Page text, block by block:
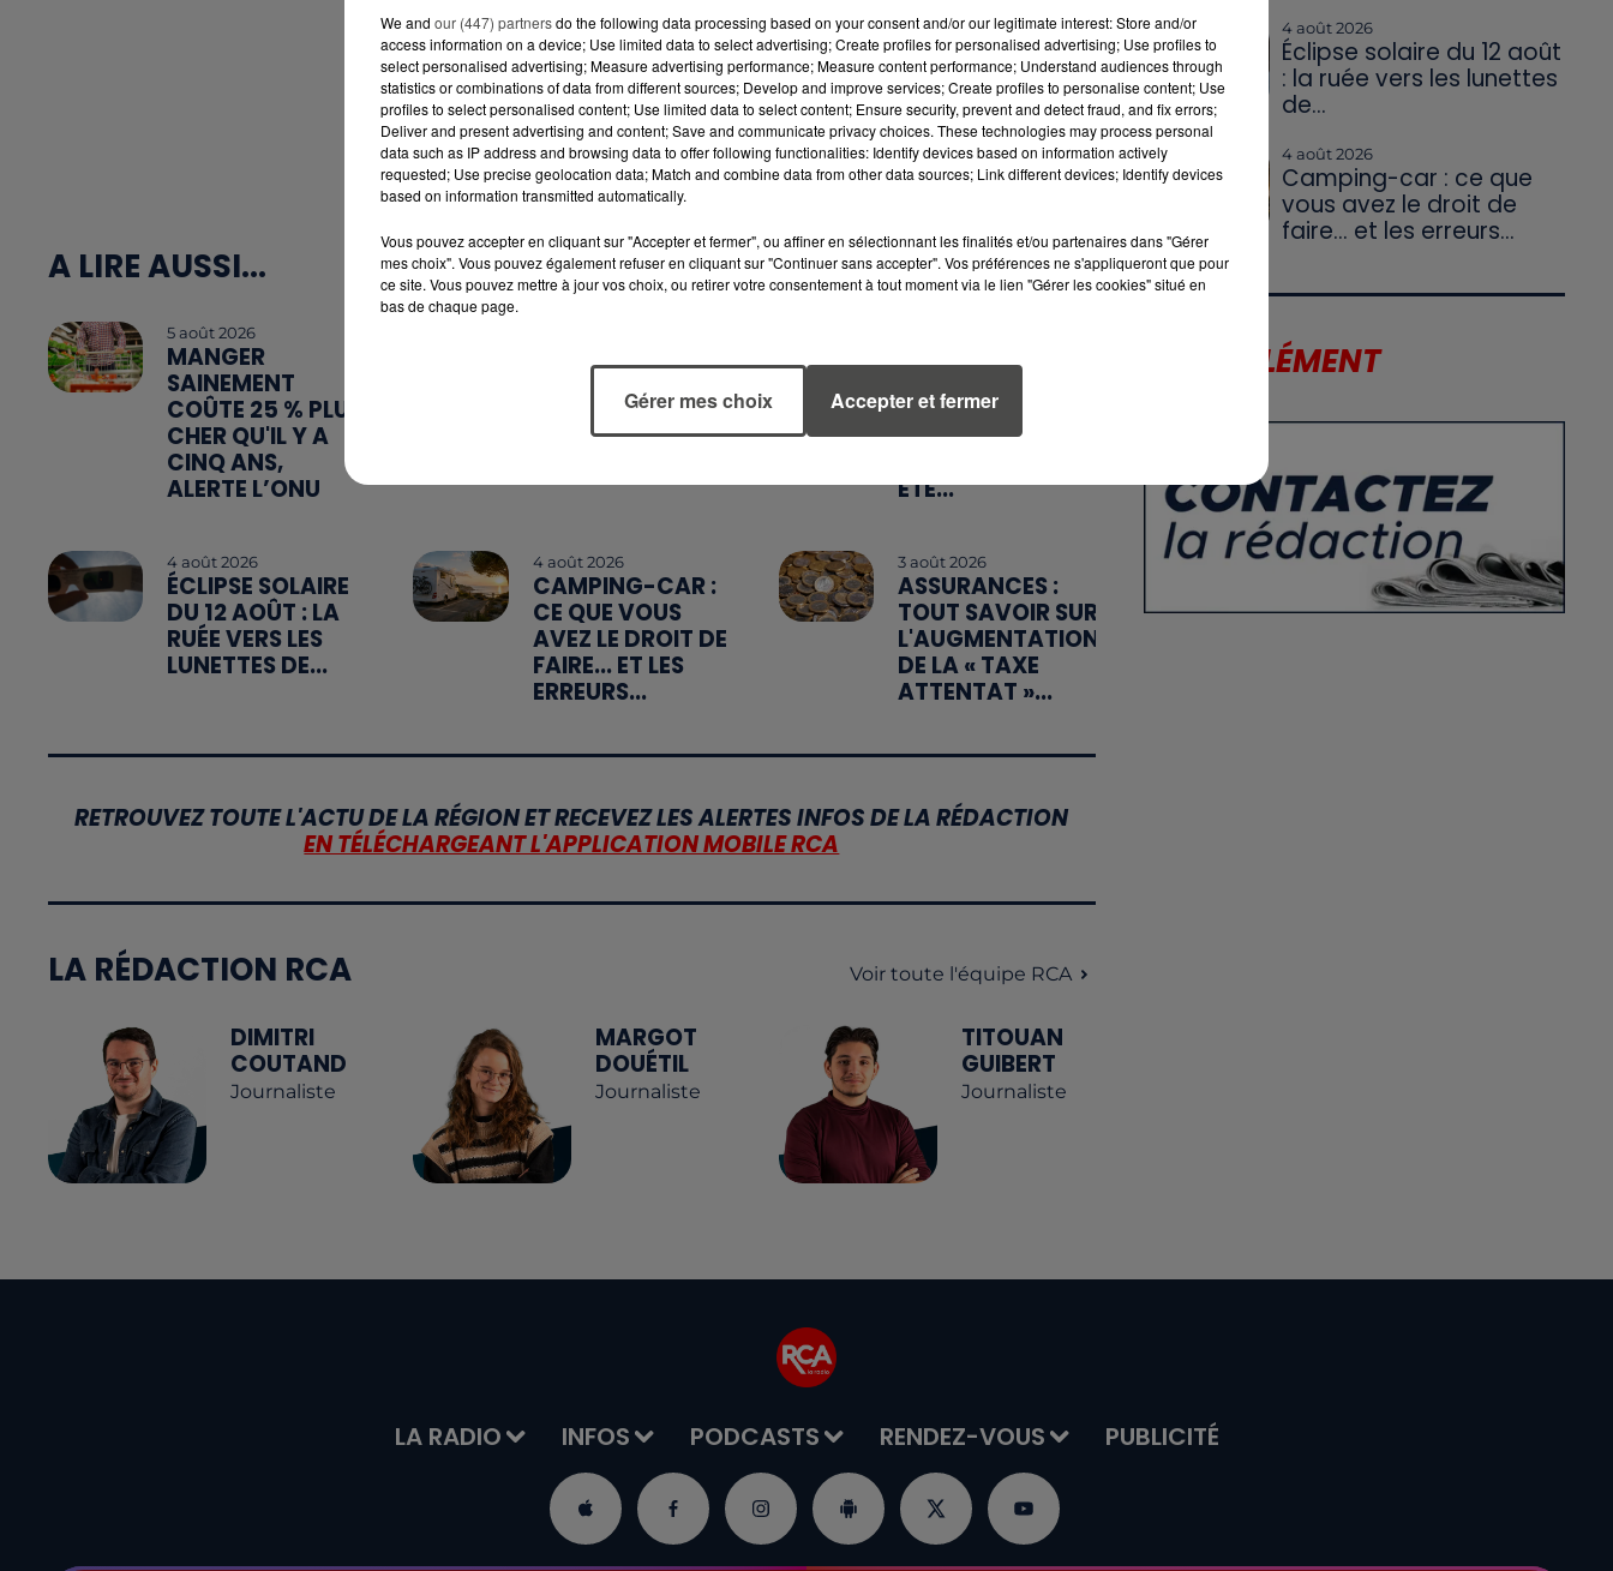
A LIRE AUSSI...
5 août 2026
MANGER
SAINEMENT
COÛTE 25 % PLUS
CHER QU'IL Y A
CINQ ANS,
ALERTE L’ONU
QUELLES SONT
OFFRENT LE
MEILLEUR
MOUCHES : LES 5
ADOPTER POUR
ÉVITER
ÉTÉ...
4 août 2026
ÉCLIPSE SOLAIRE
DU 12 AOÛT : LA
RUÉE VERS LES
LUNETTES DE...
4 août 2026
CAMPING-CAR :
CE QUE VOUS
AVEZ LE DROIT DE
FAIRE... ET LES
ERREURS...
3 août 2026
ASSURANCES :
TOUT SAVOIR SUR
L'AUGMENTATION
DE LA « TAXE
ATTENTAT »...
RETROUVEZ TOUTE L'ACTU DE LA RÉGION ET RECEVEZ LES ALERTES INFOS DE LA RÉDACTION
EN TÉLÉCHARGEANT L'APPLICATION MOBILE RCA
LA RÉDACTION RCA Voir toute l'équipe RCA
DIMITRI
COUTAND
Journaliste
MARGOT
DOUÉTIL
Journaliste
TITOUAN
GUIBERT
Journaliste
4 août 2026
Éclipse solaire du 12 août
: la ruée vers les lunettes
de...
4 août 2026
Camping-car : ce que
vous avez le droit de
faire... et les erreurs...
LE SUPPLÉMENT
LA RADIO INFOS PODCASTS RENDEZ-VOUS PUBLICITÉ
We and our (447) partnersdo the following data processing based on your consent and/or our legitimate interest: Store and/or
access information on a device; Use limited data to select advertising; Create profiles for personalised advertising; Use profiles to
select personalised advertising; Measure advertising performance; Measure content performance; Understand audiences through
statistics or combinations of data from different sources; Develop and improve services; Create profiles to personalise content; Use
profiles to select personalised content; Use limited data to select content; Ensure security, prevent and detect fraud, and fix errors;
Deliver and present advertising and content; Save and communicate privacy choices. These technologies may process personal
data such as IP address and browsing data to offer following functionalities: Identify devices based on information actively
requested; Use precise geolocation data; Match and combine data from other data sources; Link different devices; Identify devices
based on information transmitted automatically.
Vous pouvez accepter en cliquant sur "Accepter et fermer", ou affiner en sélectionnant les finalités et/ou partenaires dans "Gérer
mes choix". Vous pouvez également refuser en cliquant sur "Continuer sans accepter". Vos préférences ne s'appliqueront que pour
ce site. Vous pouvez mettre à jour vos choix, ou retirer votre consentement à tout moment via le lien "Gérer les cookies" situé en
bas de chaque page.
Gérer mes choix Accepter et fermer